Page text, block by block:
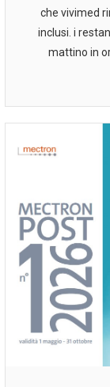
che vivimed
inclusi. i
mattino in